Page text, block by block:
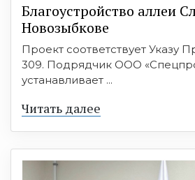
Благоустройство аллеи
Новозыбкове
Проект соответствует Указу
309. Подрядчик ООО
устанавливает ...
Читать далее